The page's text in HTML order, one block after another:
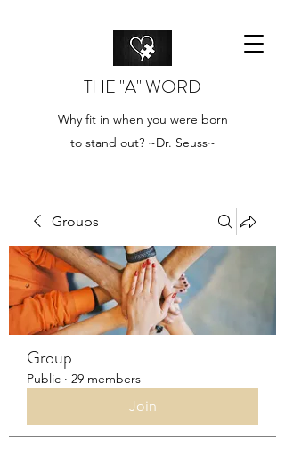
THE "A" WORD
Why fit in when you were born
to stand out? ~Dr. Seuss~
Groups
Group
Public · 29 members
Join